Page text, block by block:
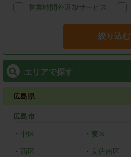
営業時間外返却サービス
絞り込む
エリアで探す
広島県
広島市
・ 中区 ・ 東区
・ 西区 ・ 安佐南区